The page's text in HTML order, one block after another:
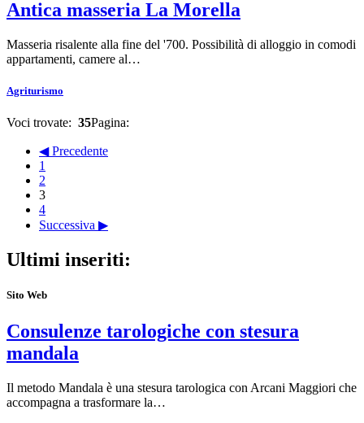
Antica masseria La Morella
Masseria risalente alla fine del '700. Possibilità di alloggio in comodi
appartamenti, camere al…
Agriturismo
Voci trovate: 35Pagina:
◀ Precedente
1
2
3
4
Successiva ▶
Ultimi inseriti:
Sito Web
Consulenze tarologiche con stesura
mandala
Il metodo Mandala è una stesura tarologica con Arcani Maggiori che
accompagna a trasformare la…